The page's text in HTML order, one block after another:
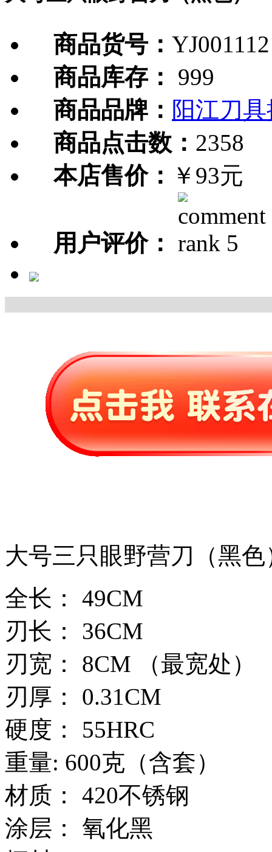
商品货号： YJ001112
商品库存：
999
商品品牌： 阳江刀
商品点击数： 2358
本店售价： ￥93元
用户评价：
大号三只眼野营刀（黑色
全长： 49CM
刃长： 36CM
刃宽： 8CM （最宽处）
刃厚： 0.31CM
硬度： 55HRC
重量: 600克（含套）
材质： 420不锈钢
涂层： 氧化黑